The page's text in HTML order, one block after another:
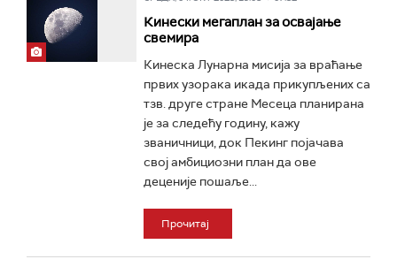
Кинески мегаплан за освајање
свемира
Кинеска Лунарна мисија за враћање
првих узорака икада прикупљених са
тзв. друге стране Месеца планирана
је за следећу годину, кажу
званичници, док Пекинг појачава
свој амбициозни план да ове
деценије пошаље...
Прочитај